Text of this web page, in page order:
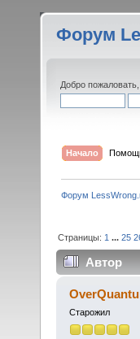
Форум
Добро пожаловать,
Начало
Форум
Страницы: 1 ...25
Автор
Старожил